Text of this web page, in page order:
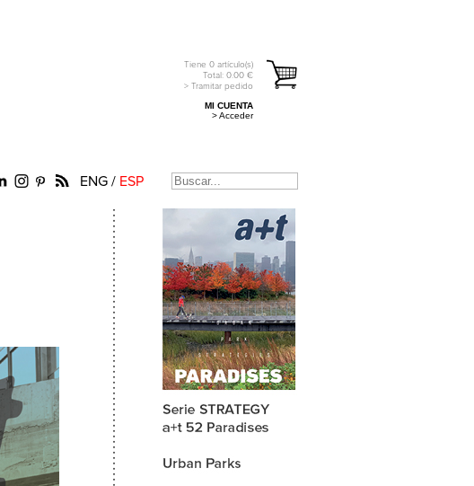
Tiene 0 artículo(s)
Total: 0.00 €
> Tramitar pedido
MI CUENTA
> Acceder
ENG / ESP